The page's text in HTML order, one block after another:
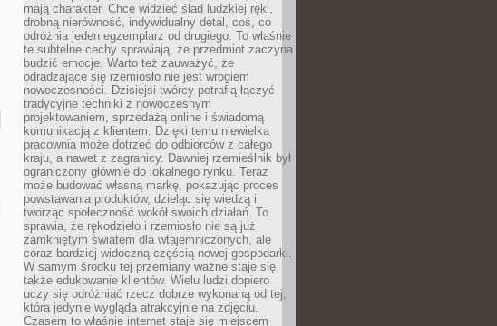
mają charakter. Chce widzieć ślad ludzkiej ręki,
drobną nierówność, indywidualny detal, coś, co
odróżnia jeden egzemplarz od drugiego. To właśnie
te subtelne cechy sprawiają, że przedmiot zaczyna
budzić emocje. Warto też zauważyć, że
odradzające się rzemiosło nie jest wrogiem
nowoczesności. Dzisiejsi twórcy potrafią łączyć
tradycyjne techniki z nowoczesnym
projektowaniem, sprzedażą online i świadomą
komunikacją z klientem. Dzięki temu niewielka
pracownia może dotrzeć do odbiorców z całego
kraju, a nawet z zagranicy. Dawniej rzemieślnik był
ograniczony głównie do lokalnego rynku. Teraz
może budować własną markę, pokazując proces
powstawania produktów, dzieląc się wiedzą i
tworząc społeczność wokół swoich działań. To
sprawia, że rękodzieło i rzemiosło nie są już
zamkniętym światem dla wtajemniczonych, ale
coraz bardziej widoczną częścią nowej gospodarki.
W samym środku tej przemiany ważne staje się
także edukowanie klientów. Wielu ludzi dopiero
uczy się odróżniać rzecz dobrze wykonaną od tej,
która jedynie wygląda atrakcyjnie na zdjęciu.
Czasem to właśnie internet staje się miejscem